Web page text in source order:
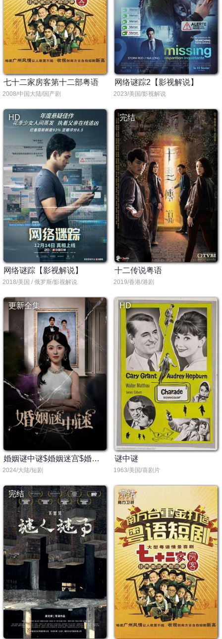
七十二家房客第十二部粤语
2008/中国大陆/国产剧
网络谜踪2【影视解说】
2023/美国/影视解说
HD
网络谜踪【影视解说】
2018/美国 / 俄罗斯/影视解说
完结
十二传说粤语
2019/香港/港剧
更新全集
婚姻谜中谜$婚姻迷宫$婚姻保卫战
2024/大陆/短剧
HD
谜中谜
1963/美国/喜剧片
完结 完结